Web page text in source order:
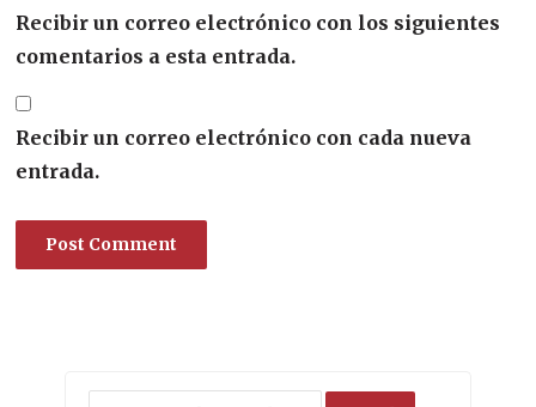
Recibir un correo electrónico con los siguientes
comentarios a esta entrada.
Recibir un correo electrónico con cada nueva
entrada.